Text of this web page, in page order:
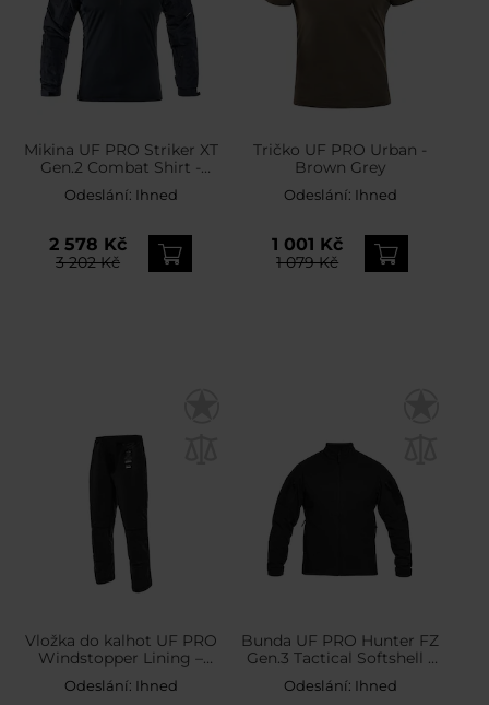
Mikina UF PRO Striker XT
Gen.2 Combat Shirt -
Navy Blue
Odeslání: Ihned
2 578 Kč
3 202 Kč
Tričko UF PRO Urban -
Brown Grey
Odeslání: Ihned
1 001 Kč
1 079 Kč
Vložka do kalhot UF PRO
Windstopper Lining –
Black
Odeslání: Ihned
Bunda UF PRO Hunter FZ
Gen.3 Tactical Softshell -
Black
Odeslání: Ihned